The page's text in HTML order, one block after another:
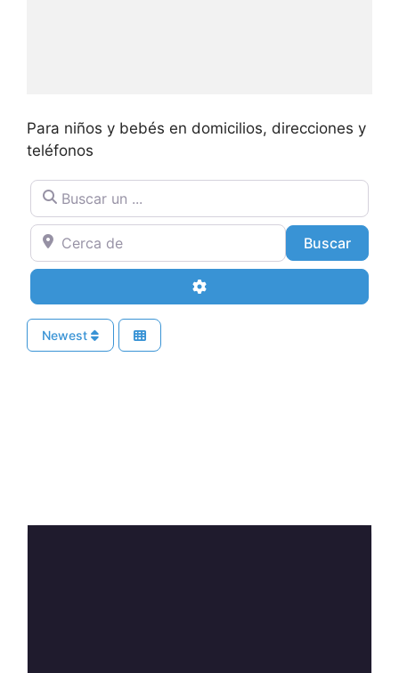
Para niños y bebés en domicilios, direcciones y
teléfonos
Buscar un ...
Cerca de BuscarBuscar
Advanced Filters
Newest